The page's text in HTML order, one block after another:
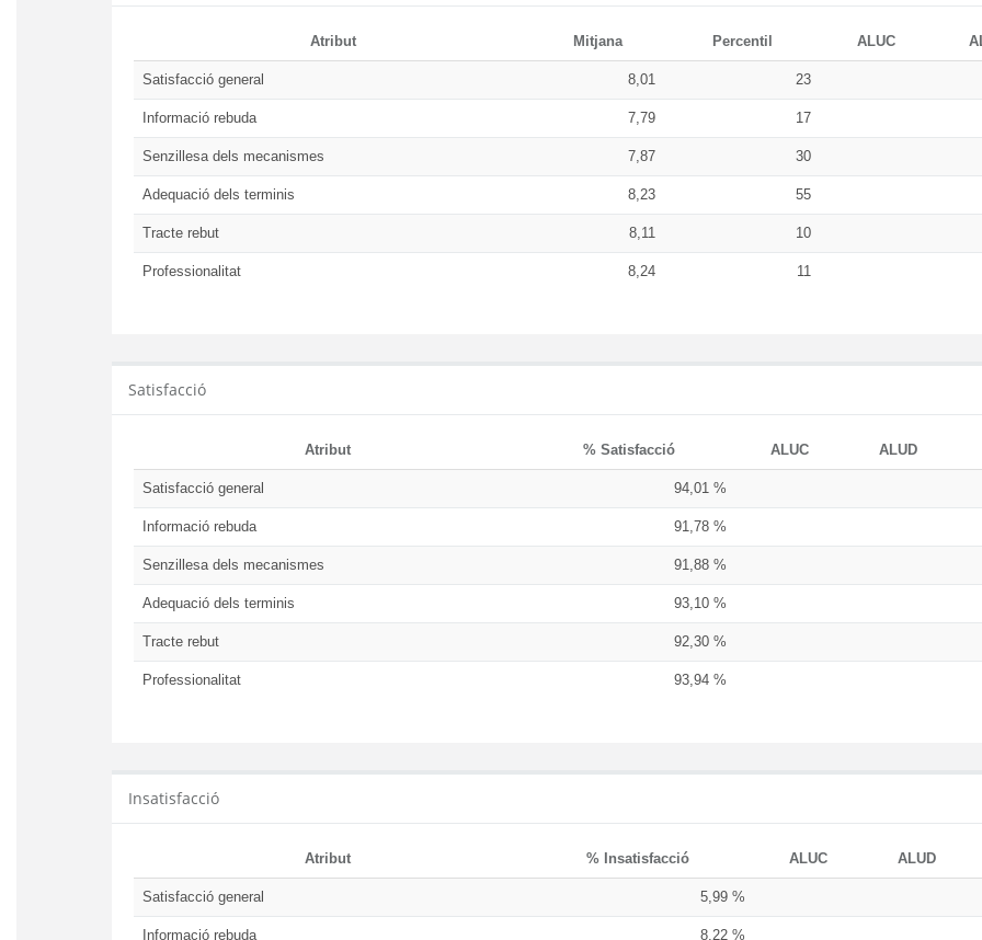
Atribut Mitjana Percentil ALUC
Satisfacció general 8,01 23
Informació rebuda 7,79 17
Senzillesa dels mecanismes 7,87 30
Adequació dels terminis 8,23 55
Tracte rebut 8,11 10
Professionalitat 8,24 11
Satisfacció
Atribut % Satisfacció ALUC ALUD
Satisfacció general 94,01 %
Informació rebuda 91,78 %
Senzillesa dels mecanismes 91,88 %
Adequació dels terminis 93,10 %
Tracte rebut 92,30 %
Professionalitat 93,94 %
Insatisfacció
Atribut % Insatisfacció ALUC ALUD
Satisfacció general 5,99 %
Informació rebuda 8,22 %